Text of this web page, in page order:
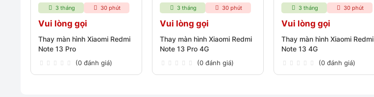
3 tháng 30 phút
Vui lòng gọi
Thay màn hình Xiaomi Redmi
Note 13 Pro
(0 đánh giá)
3 tháng 30 phút
Vui lòng gọi
Thay màn hình Xiaomi Redmi
Note 13 Pro 4G
(0 đánh giá)
3 tháng 30 phút
Vui lòng gọi
Thay màn hình Xiaomi Redmi
Note 13 4G
(0 đánh giá)